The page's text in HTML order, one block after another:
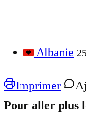
Albanie
Imprimer
Pour aller plus